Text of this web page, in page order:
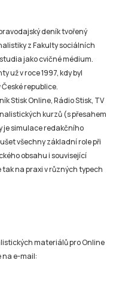
deník tvořený
z Fakulty sociálních
jako cvičné médium.
už v roce 1997, kdy byl
republice.
Stisk Online, Rádio Stisk, TV
kurzů (s přesahem
je simulace redakčního
všechny základní role při
obsahu i související
na praxi v různých typech
materiálů pro Online
na e-mail: